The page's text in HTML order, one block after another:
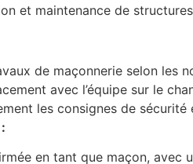
et maintenance de
de maçonnerie selon les
avec l’équipe sur le
les consignes de sécurité
en tant que maçon, avec